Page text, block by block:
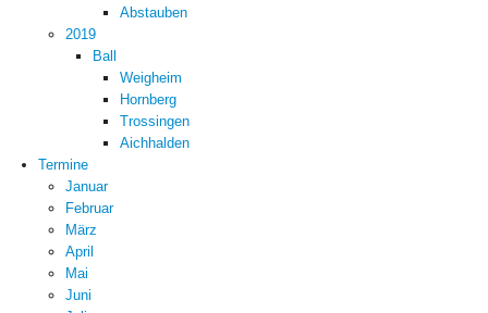
Abstauben
2019
Ball
Weigheim
Hornberg
Trossingen
Aichhalden
Termine
Januar
Februar
März
April
Mai
Juni